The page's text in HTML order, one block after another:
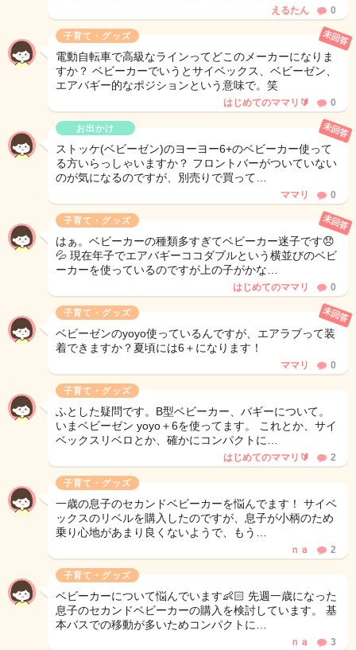
えるたん 0
子育て・グッズ
電動自転車で高級なラインってどこのメーカーになりま
すか？ ベビーカーでいうとサイベックス、ベビーゼン、
エアバギー的なポジションという意味で。笑
未回答
はじめてのママリ🔰 0
お出かけ
ストッケ(ベビーゼン)のヨーヨー6+のベビーカー使って
る方いらっしゃいますか？ フロントバーがついていない
のが気になるのですが、別売りで買って…
未回答
ママリ 0
子育て・グッズ
はぁ。ベビーカーの種類多すぎてベビーカー迷子です😞
💦 現在年子でエアバギーココダブルという横並びのベビ
ーカーを使っているのですが上の子がかな…
未回答
はじめてのママリ 0
子育て・グッズ
ベビーゼンのyoyo使っているんですが、エアラブって装
着できますか？夏頃には6＋になります！
未回答
ママリ 0
子育て・グッズ
ふとした疑問です。B型ベビーカー、バギーについて。
いまベビーゼン yoyo＋6を使ってます。 これとか、サイ
ベックスリベロとか、確かにコンパクトに…
はじめてのママリ🔰 2
子育て・グッズ
一歳の息子のセカンドベビーカーを悩んでます！ サイベ
ックスのリベルを購入したのですが、息子が小柄のため
乗り心地があまり良くないようで、もう…
ｎａ 2
子育て・グッズ
ベビーカーについて悩んでいます👶🏻 先週一歳になった
息子のセカンドベビーカーの購入を検討しています。 基
本バスでの移動が多いためコンパクトに…
ｎａ 3